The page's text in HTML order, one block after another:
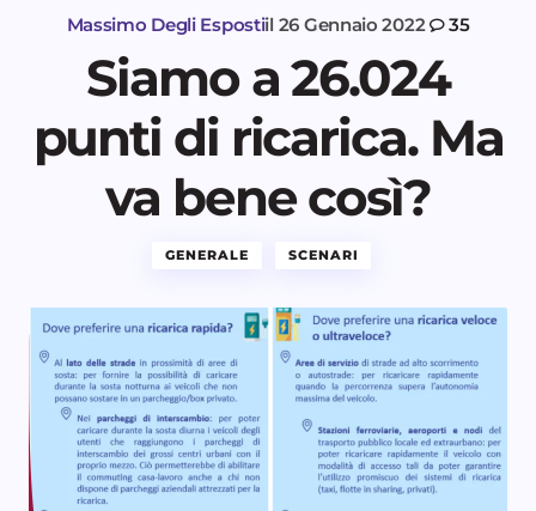
Massimo Degli Espostiil 26 Gennaio 2022 35
Siamo a 26.024
punti di ricarica. Ma
va bene così?
GENERALE SCENARI